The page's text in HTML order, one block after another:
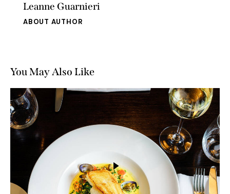
Leanne Guarnieri
ABOUT AUTHOR
You May Also Like